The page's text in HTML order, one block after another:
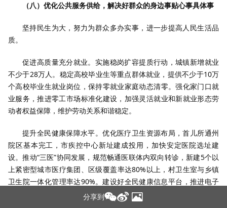
（八）优化公共服务供给，解决好群众的身边事贴心事具体事
坚持民生为大，努力为群众多办实事，进一步提高人民生活品
质。
促进高质量充分就业。实施稳岗扩容提质行动，城镇新增就业
不少于28万人。稳定高校毕业生等重点群体就业，提供不少于10万
个高校毕业生就业岗位，保持零就业家庭动态清零。强化家门口就
业服务，推进零工市场标准化建设，加强灵活就业和新就业形态劳
动者权益保障，维护劳动关系和谐稳定。
提升全民健康保障水平。优化医疗卫生资源布局，首儿所通州
院区基本完工，市疾控中心新址建成投用，加快安定医院选址建
设。推动“三医”协同发展，规范畅通医联体内双向转诊，新建5个以
上紧密型城市医疗集团、区级覆盖率达80%以上，村卫生室与乡镇
卫生院一体化管理率达90%。建设好全民健康信息平台，推进电子
病历和检查检验结果互认互通提质扩面。加强老年医学、儿科、精
分享到